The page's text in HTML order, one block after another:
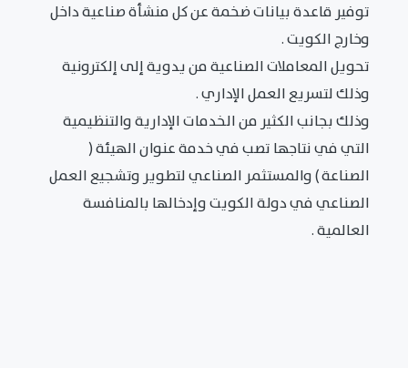
توفير قاعدة بيانات ضخمة عن كل منشأة صناعية داخل
وخارج الكويت .
تحويل المعاملات الصناعية من يدوية إلى إلكترونية
وذلك لتسريع العمل الإداري .
وذلك بجانب الكثير من الخدمات الإدارية والتنظيمية
التي في نتاجها تصب في خدمة عنوان الهيئة (
الصناعة ) والمستثمر الصناعي لتطوير وتشجيع العمل
الصناعي في دولة الكويت وإدخالها بالمنافسة
العالمية .